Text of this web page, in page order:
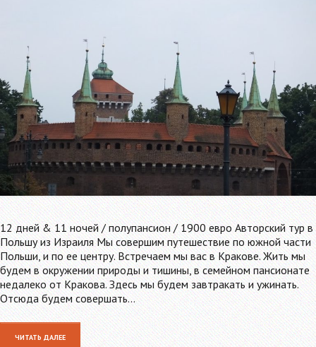
12 дней & 11 ночей / полупансион / 1900 евро Авторский тур в
Польшу из Израиля Мы совершим путешествие по южной части
Польши, и по ее центру. Встречаем мы вас в Кракове. Жить мы
будем в окружении природы и тишины, в семейном пансионате
недалеко от Кракова. Здесь мы будем завтракать и ужинать.
Отсюда будем совершать…
ЧИТАТЬ ДАЛЕЕ